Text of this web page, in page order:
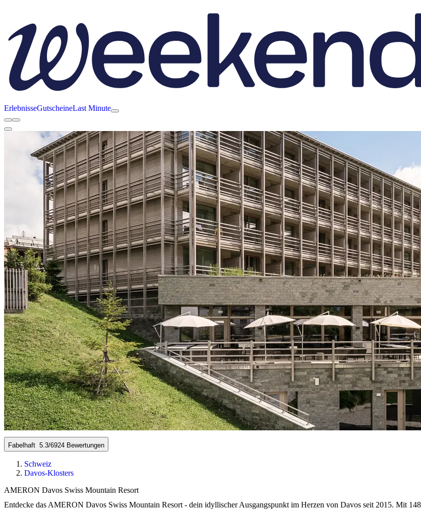
ErlebnisseGutscheineLast Minute
Fabelhaft 5.3/6924 Bewertungen
Schweiz
Davos-Klosters
AMERON Davos Swiss Mountain Resort
Entdecke das AMERON Davos Swiss Mountain Resort - dein idyllischer Ausgangspunkt im Herzen von Davos seit 2015. Mit